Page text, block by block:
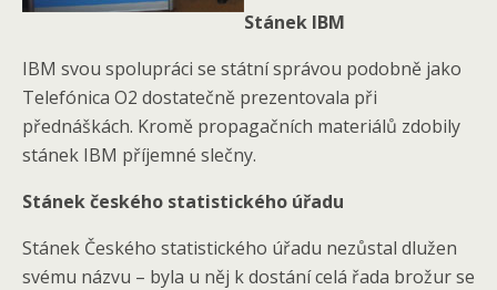
Stánek IBM
IBM svou spolupráci se státní správou podobně jako
Telefónica O2 dostatečně prezentovala při
přednáškách. Kromě propagačních materiálů zdobily
stánek IBM příjemné slečny.
Stánek českého statistického úřadu
Stánek Českého statistického úřadu nezůstal dlužen
svému názvu – byla u něj k dostání celá řada brožur se